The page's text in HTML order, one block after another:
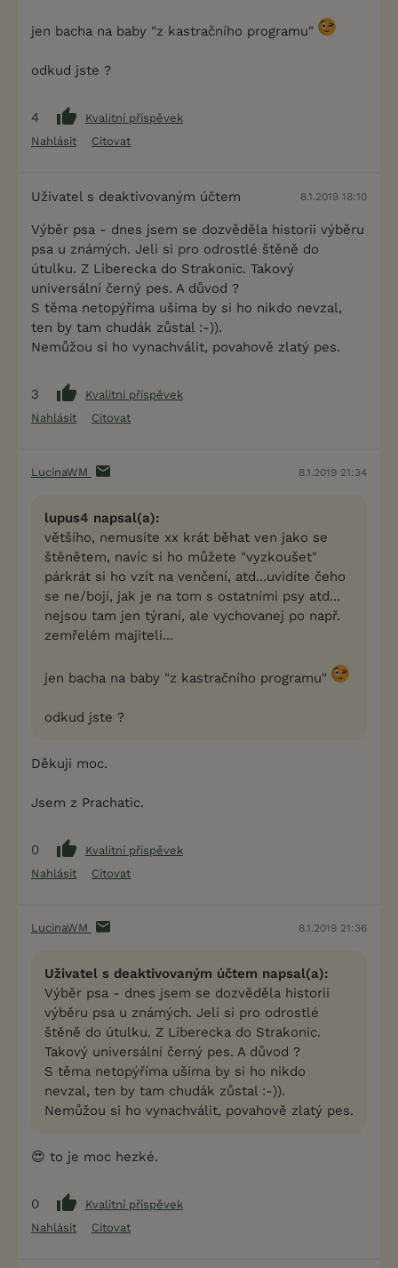
jen bacha na baby "z kastračního programu"
odkud jste ?
4
Kvalitní příspěvek
Nahlásit
Citovat
Uživatel s deaktivovaným účtem 8.1.2019 18:10
Výběr psa - dnes jsem se dozvěděla historii výběru
psa u známých. Jeli si pro odrostlé štěně do
útulku. Z Liberecka do Strakonic. Takový
universální černý pes. A důvod ?
S těma netopýříma ušima by si ho nikdo nevzal,
ten by tam chudák zůstal :-)).
Nemůžou si ho vynachválit, povahově zlatý pes.
3
Kvalitní příspěvek
Nahlásit
Citovat
LucinaWM 8.1.2019 21:34
lupus4 napsal(a):
většího, nemusíte xx krát běhat ven jako se
štěnětem, navíc si ho můžete "vyzkoušet"
párkrát si ho vzít na venčení, atd...uvidíte čeho
se ne/bojí, jak je na tom s ostatními psy atd...
nejsou tam jen týraní, ale vychovanej po např.
zemřelém majiteli...
jen bacha na baby "z kastračního programu"
odkud jste ?
Děkuji moc.
Jsem z Prachatic.
0
Kvalitní příspěvek
Nahlásit
Citovat
LucinaWM 8.1.2019 21:36
Uživatel s deaktivovaným účtem napsal(a):
Výběr psa - dnes jsem se dozvěděla historii
výběru psa u známých. Jeli si pro odrostlé
štěně do útulku. Z Liberecka do Strakonic.
Takový universální černý pes. A důvod ?
S těma netopýříma ušima by si ho nikdo
nevzal, ten by tam chudák zůstal :-)).
Nemůžou si ho vynachválit, povahově zlatý pes.
😍 to je moc hezké.
0
Kvalitní příspěvek
Nahlásit
Citovat